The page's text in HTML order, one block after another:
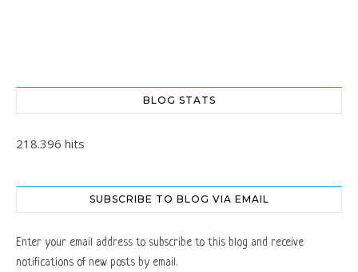
BLOG STATS
218.396 hits
SUBSCRIBE TO BLOG VIA EMAIL
Enter your email address to subscribe to this blog and receive
notifications of new posts by email.